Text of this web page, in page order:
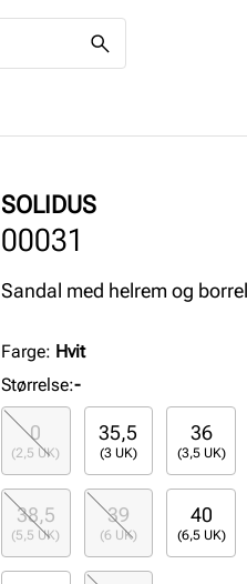
SOLIDUS
00031
Sandal med helrem og
Farge: Hvit
Størrelse:-
0
(2,5 UK)
35,5
(3 UK)
36
(3,5 UK)
38,5
(5,5 UK)
39
(6 UK)
40
(6,5 UK)